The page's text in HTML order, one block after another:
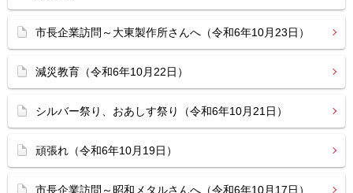
市長企業訪問～大東製作所さんへ（令和6年10月23日）
減災教育（令和6年10月22日）
シルバー祭り、おあしす祭り（令和6年10月21日）
頑張れ（令和6年10月19日）
市長企業訪問～昭和メタルさんへ（令和6年10月17日）